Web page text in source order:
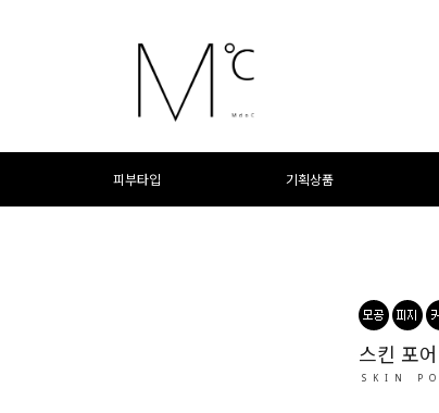
피부타입 기획상품
스킨 포
SKIN